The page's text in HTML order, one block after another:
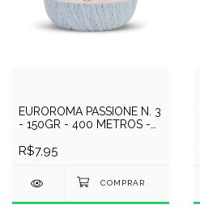
EUROROMA PASSIONE N. 3
- 150GR - 400 METROS -
R$7,95